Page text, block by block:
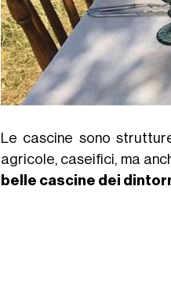
Le cascine sono
agricole, caseifici, ma
belle cascine dei